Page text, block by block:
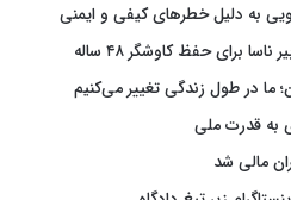
ما در طول زندگی تغییر می‌کنیم
به قدرت ملی
مالی شد